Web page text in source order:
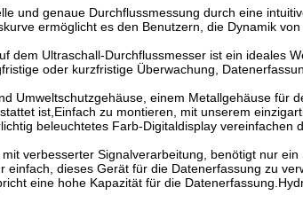
und genaue Durchflussmessung durch eine
ermöglicht es den Benutzern, die Dynamik
dem Ultraschall-Durchflussmesser ist ein ideales
oder kurzfristige Überwachung,
Umweltschutzgehäuse, einem Metallgehäuse für
ist,Einfach zu montieren, mit unserem
beleuchtetes Farb-Digitaldisplay vereinfachen
verbesserter Signalverarbeitung, benötigt nur
einfach, dieses Gerät für die Datenerfassung zu
eine hohe Kapazität für die